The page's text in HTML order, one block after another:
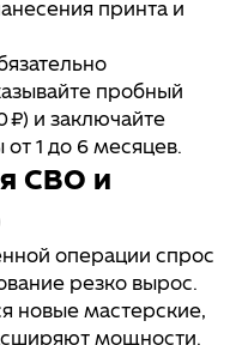
принта и
пробный
₽) и заключайте
1 до 6 месяцев.
СВО и
операции спрос
резко вырос.
новые мастерские,
мощности.
поможем